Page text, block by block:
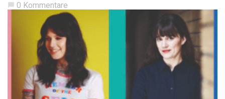
chat_bubble 0 Kommentare